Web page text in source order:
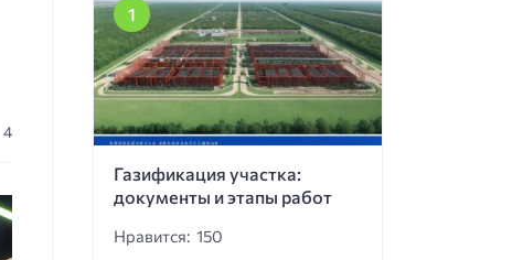
4
Газификация участка:
документы и этапы работ
Нравится: 150